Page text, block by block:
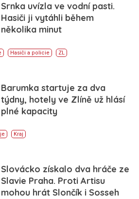
Srnka uvízla ve vodní pasti.
Hasiči ji vytáhli během
několika minut
Hasiči a policie ZL
Barumka startuje za dva
týdny, hotely ve Zlíně už hlásí
plné kapacity
Kraj
Slovácko získalo dva hráče ze
Slavie Praha. Proti Artisu
mohou hrát Slončík i Sosseh